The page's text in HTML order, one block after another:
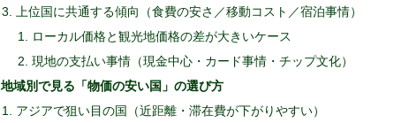
上位国に共通する傾向（食費の安さ／移動コスト／宿泊事情）
ローカル価格と観光地価格の差が大きいケース
現地の支払い事情（現金中心・カード事情・チップ文化）
地域別で見る「物価の安い国」の選び方
アジアで狙い目の国（近距離・滞在費が下がりやすい）